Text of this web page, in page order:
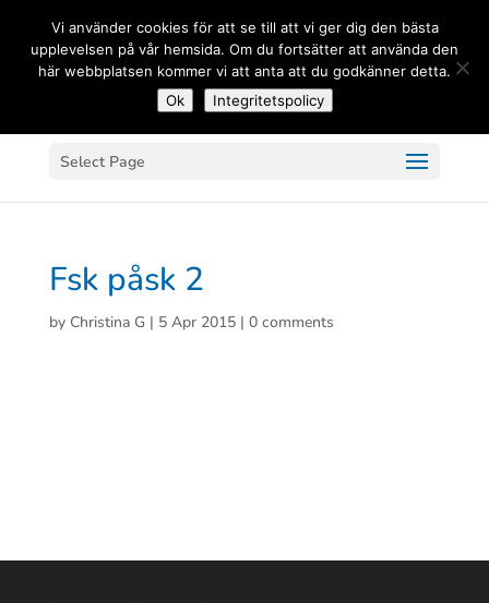
Select Page
Fsk påsk 2
by Christina G | 5 Apr 2015| 0 comments
Vi använder cookies för att se till att vi ger dig den bästa
upplevelsen på vår hemsida. Om du fortsätter att använda den
här webbplatsen kommer vi att anta att du godkänner detta.
Ok
Integritetspolicy